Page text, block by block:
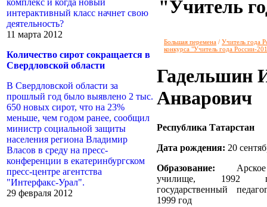
интерактивный класс начнет свою
деятельность?
11 марта 2012
Количество сирот сокращается в
Свердловской области
В Свердловской области за
прошлый год было выявлено 2 тыс.
650 новых сирот, что на 23%
меньше, чем годом ранее, сообщил
министр социальной защиты
населения региона Владимир
Власов в среду на пресс-
конференции в екатеринбургском
пресс-центре агентства
"Интерфакс-Урал".
29 февраля 2012
"Учитель
Большая перемена / Учитель года
конкурса "Учитель года России-
Гадельшин
Анварович
Республика Татарстан
Дата рождения: 20
Образование: Арское
училище, 1992
государственный
1999 год